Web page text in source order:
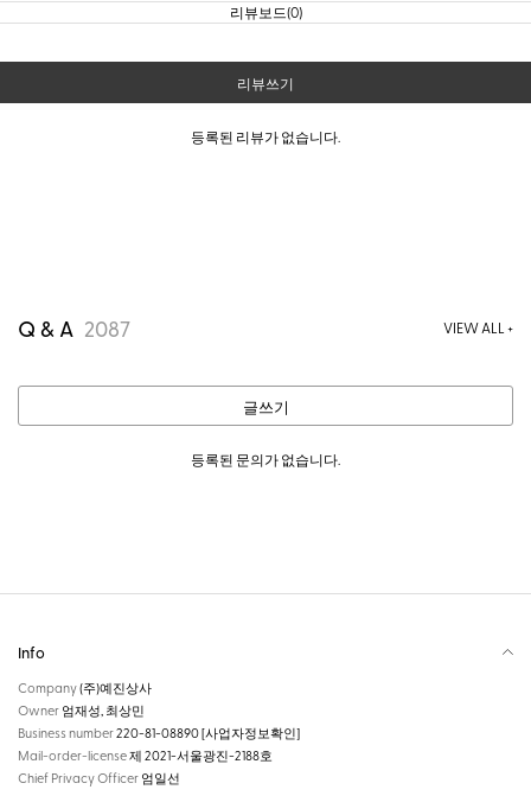
리뷰보드(0)
리뷰쓰기
등록된 리뷰가 없습니다.
Q & A 2087 VIEW ALL +
글쓰기
등록된 문의가 없습니다.
Info
Company(주)예진상사
Owner 엄재성, 최상민
Business number220-81-08890[사업자정보확인]
Mail-order-license제 2021-서울광진-2188호
Chief Privacy Officer 엄일선